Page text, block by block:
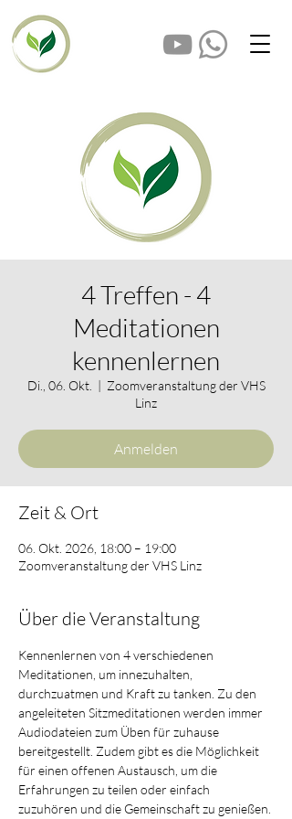
4 Treffen - 4
Meditationen
kennenlernen
Di., 06. Okt.
  |
Zoomveranstaltung der VHS
Linz
Anmelden
Zeit & Ort
06. Okt. 2026, 18:00 – 19:00
Zoomveranstaltung der VHS Linz
Über die Veranstaltung
Kennenlernen von 4 verschiedenen
Meditationen, um innezuhalten,
durchzuatmen und Kraft zu tanken. Zu den
angeleiteten Sitzmeditationen werden immer
Audiodateien zum Üben für zuhause
bereitgestellt. Zudem gibt es die Möglichkeit
für einen offenen Austausch, um die
Erfahrungen zu teilen oder einfach
zuzuhören und die Gemeinschaft zu genießen.